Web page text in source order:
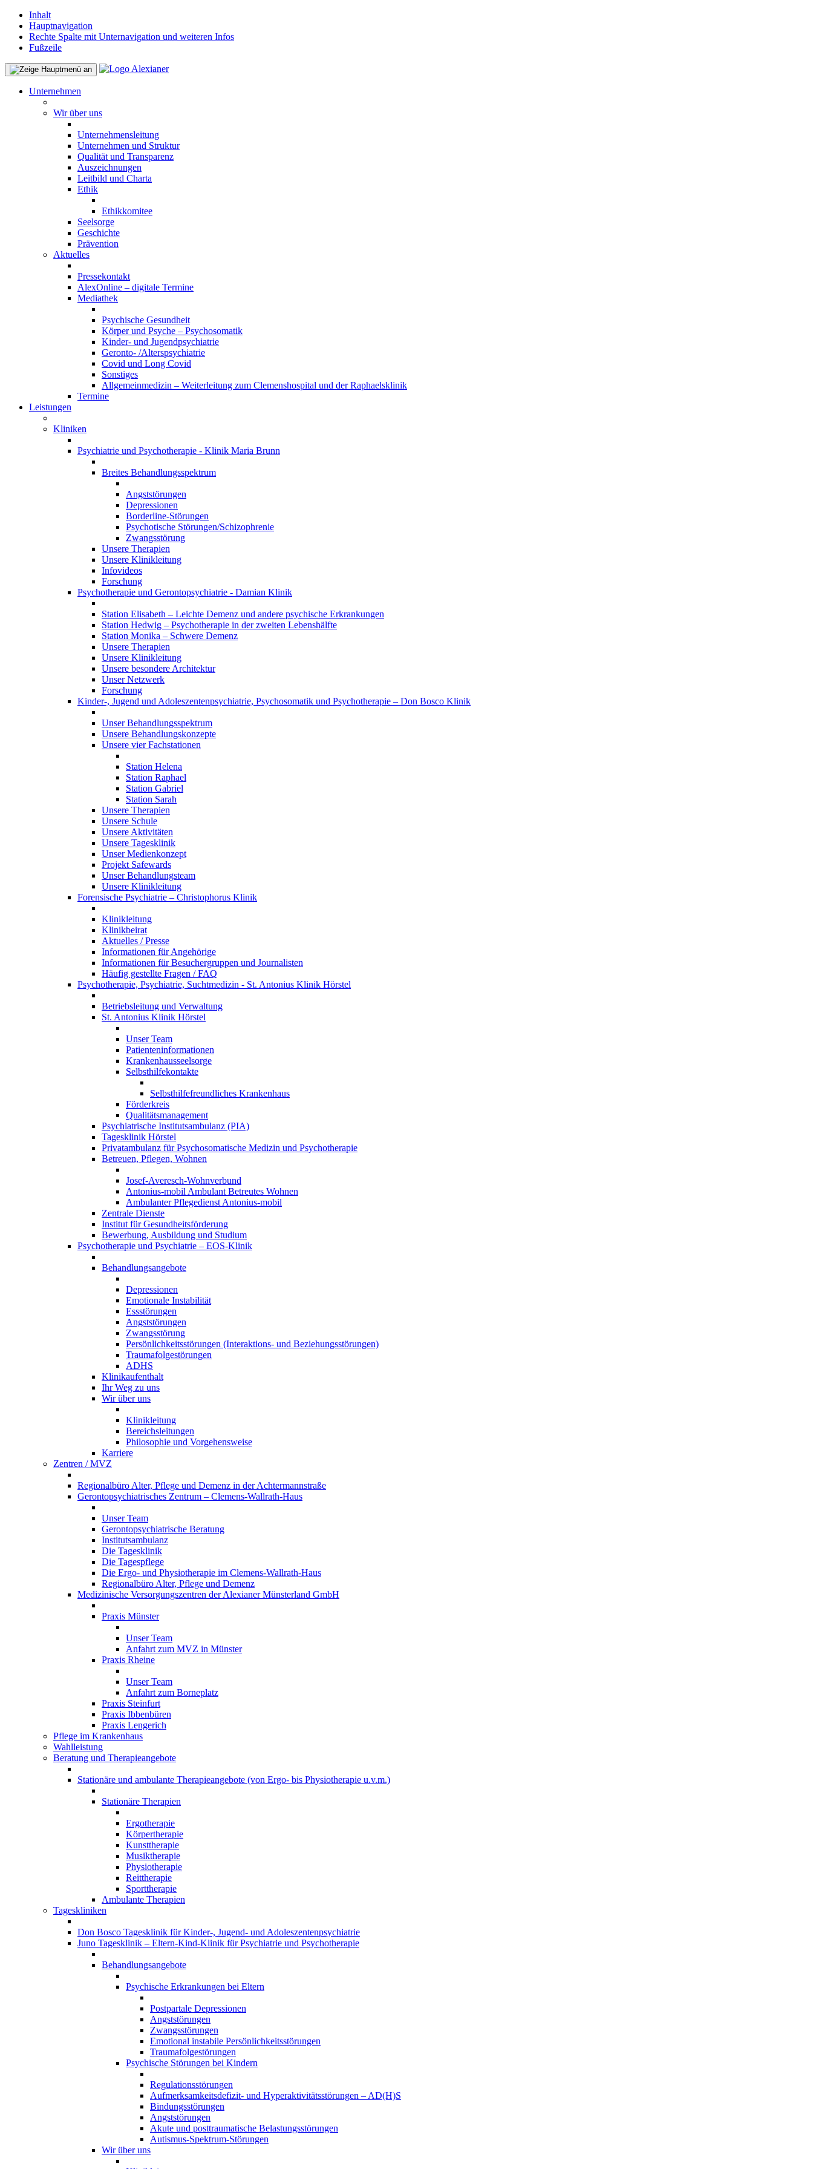
Inhalt
Hauptnavigation
Rechte Spalte mit Unternavigation und weiteren Infos
Fußzeile
Unternehmen
Wir über uns
Unternehmensleitung
Unternehmen und Struktur
Qualität und Transparenz
Auszeichnungen
Leitbild und Charta
Ethik
Ethikkomitee
Seelsorge
Geschichte
Prävention
Aktuelles
Pressekontakt
AlexOnline – digitale Termine
Mediathek
Psychische Gesundheit
Körper und Psyche – Psychosomatik
Kinder- und Jugendpsychiatrie
Geronto- /Alterspsychiatrie
Covid und Long Covid
Sonstiges
Allgemeinmedizin – Weiterleitung zum Clemenshospital und der Raphaelsklinik
Termine
Leistungen
Kliniken
Psychiatrie und Psychotherapie - Klinik Maria Brunn
Breites Behandlungsspektrum
Angststörungen
Depressionen
Borderline-Störungen
Psychotische Störungen/Schizophrenie
Zwangsstörung
Unsere Therapien
Unsere Klinikleitung
Infovideos
Forschung
Psychotherapie und Gerontopsychiatrie - Damian Klinik
Station Elisabeth – Leichte Demenz und andere psychische Erkrankungen
Station Hedwig – Psychotherapie in der zweiten Lebenshälfte
Station Monika – Schwere Demenz
Unsere Therapien
Unsere Klinikleitung
Unsere besondere Architektur
Unser Netzwerk
Forschung
Kinder-, Jugend und Adoleszentenpsychiatrie, Psychosomatik und Psychotherapie – Don Bosco Klinik
Unser Behandlungsspektrum
Unsere Behandlungskonzepte
Unsere vier Fachstationen
Station Helena
Station Raphael
Station Gabriel
Station Sarah
Unsere Therapien
Unsere Schule
Unsere Aktivitäten
Unsere Tagesklinik
Unser Medienkonzept
Projekt Safewards
Unser Behandlungsteam
Unsere Klinikleitung
Forensische Psychiatrie – Christophorus Klinik
Klinikleitung
Klinikbeirat
Aktuelles / Presse
Informationen für Angehörige
Informationen für Besuchergruppen und Journalisten
Häufig gestellte Fragen / FAQ
Psychotherapie, Psychiatrie, Suchtmedizin - St. Antonius Klinik Hörstel
Betriebsleitung und Verwaltung
St. Antonius Klinik Hörstel
Unser Team
Patienteninformationen
Krankenhausseelsorge
Selbsthilfekontakte
Selbsthilfefreundliches Krankenhaus
Förderkreis
Qualitätsmanagement
Psychiatrische Institutsambulanz (PIA)
Tagesklinik Hörstel
Privatambulanz für Psychosomatische Medizin und Psychotherapie
Betreuen, Pflegen, Wohnen
Josef-Averesch-Wohnverbund
Antonius-mobil Ambulant Betreutes Wohnen
Ambulanter Pflegedienst Antonius-mobil
Zentrale Dienste
Institut für Gesundheitsförderung
Bewerbung, Ausbildung und Studium
Psychotherapie und Psychiatrie – EOS-Klinik
Behandlungsangebote
Depressionen
Emotionale Instabilität
Essstörungen
Angststörungen
Zwangsstörung
Persönlichkeitsstörungen (Interaktions- und Beziehungsstörungen)
Traumafolgestörungen
ADHS
Klinikaufenthalt
Ihr Weg zu uns
Wir über uns
Klinikleitung
Bereichsleitungen
Philosophie und Vorgehensweise
Karriere
Zentren / MVZ
Regionalbüro Alter, Pflege und Demenz in der Achtermannstraße
Gerontopsychiatrisches Zentrum – Clemens-Wallrath-Haus
Unser Team
Gerontopsychiatrische Beratung
Institutsambulanz
Die Tagesklinik
Die Tagespflege
Die Ergo- und Physiotherapie im Clemens-Wallrath-Haus
Regionalbüro Alter, Pflege und Demenz
Medizinische Versorgungszentren der Alexianer Münsterland GmbH
Praxis Münster
Unser Team
Anfahrt zum MVZ in Münster
Praxis Rheine
Unser Team
Anfahrt zum Borneplatz
Praxis Steinfurt
Praxis Ibbenbüren
Praxis Lengerich
Pflege im Krankenhaus
Wahlleistung
Beratung und Therapieangebote
Stationäre und ambulante Therapieangebote (von Ergo- bis Physiotherapie u.v.m.)
Stationäre Therapien
Ergotherapie
Körpertherapie
Kunsttherapie
Musiktherapie
Physiotherapie
Reittherapie
Sporttherapie
Ambulante Therapien
Tageskliniken
Don Bosco Tagesklinik für Kinder-, Jugend- und Adoleszentenpsychiatrie
Juno Tagesklinik – Eltern-Kind-Klinik für Psychiatrie und Psychotherapie
Behandlungsangebote
Psychische Erkrankungen bei Eltern
Postpartale Depressionen
Angststörungen
Zwangsstörungen
Emotional instabile Persönlichkeitsstörungen
Traumafolgestörungen
Psychische Störungen bei Kindern
Regulationsstörungen
Aufmerksamkeitsdefizit- und Hyperaktivitätsstörungen – AD(H)S
Bindungsstörungen
Angststörungen
Akute und posttraumatische Belastungsstörungen
Autismus-Spektrum-Störungen
Wir über uns